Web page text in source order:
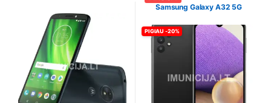
PIGIAU -20%
Samsung Galaxy A32 5G